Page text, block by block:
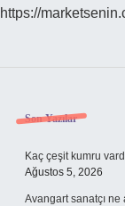
https://
Sidebar
Son Yazılar
Kaç çeşit kumru
Ağustos 5, 2026
Avangart sanatçı